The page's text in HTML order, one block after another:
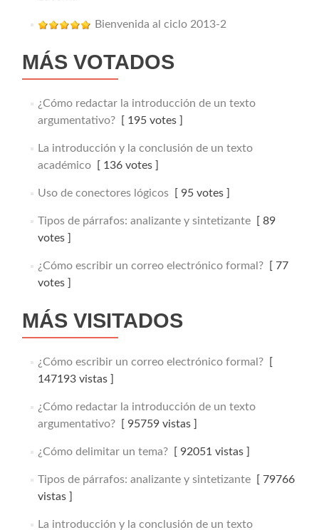
Bienvenida al ciclo 2013-2
MÁS VOTADOS
¿Cómo redactar la introducción de un texto
argumentativo?[ 195 votes ]
La introducción y la conclusión de un texto
académico[ 136 votes ]
Uso de conectores lógicos[ 95 votes ]
Tipos de párrafos: analizante y sintetizante[ 89
votes ]
¿Cómo escribir un correo electrónico formal?[ 77
votes ]
MÁS VISITADOS
¿Cómo escribir un correo electrónico formal?[
147193 vistas ]
¿Cómo redactar la introducción de un texto
argumentativo?[ 95759 vistas ]
¿Cómo delimitar un tema?[ 92051 vistas ]
Tipos de párrafos: analizante y sintetizante[ 79766
vistas ]
La introducción y la conclusión de un texto